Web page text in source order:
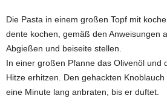
Die Pasta in einem großen Topf mit
dente kochen, gemäß den Anweisungen
Abgießen und beiseite stellen.
In einer großen Pfanne das Olivenöl und
Hitze erhitzen. Den gehackten
eine Minute lang anbraten, bis er duftet.